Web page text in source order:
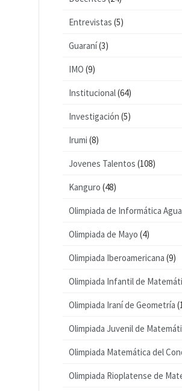
Entrevistas (5)
Guaraní(3)
IMO (9)
Institucional(64)
Investigación (5)
Irumi (8)
Jovenes Talentos (108)
Kanguro (48)
Olimpiada de Informática
Olimpiada de Mayo (4)
Olimpiada Iberoamericana (9)
Olimpiada Infantil de
Olimpiada Iraní de Geometría
Olimpiada Juvenil de
Olimpiada Matemática del
Olimpiada Rioplatense de